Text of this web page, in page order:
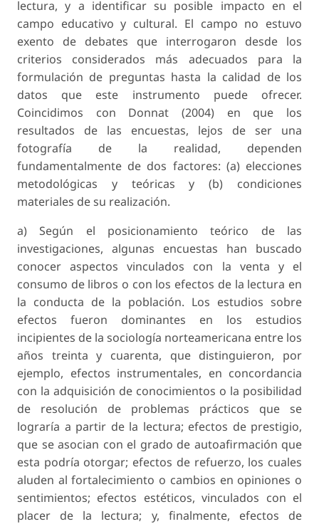
lectura, y a identificar su posible impacto en el
campo educativo y cultural. El campo no estuvo
exento de debates que interrogaron desde los
criterios considerados más adecuados para la
formulación de preguntas hasta la calidad de los
datos que este instrumento puede ofrecer.
Coincidimos con Donnat (2004) en que los
resultados de las encuestas, lejos de ser una
fotografía de la realidad, dependen
fundamentalmente de dos factores: (a) elecciones
metodológicas y teóricas y (b) condiciones
materiales de su realización.
a) Según el posicionamiento teórico de las
investigaciones, algunas encuestas han buscado
conocer aspectos vinculados con la venta y el
consumo de libros o con los efectos de la lectura en
la conducta de la población. Los estudios sobre
efectos fueron dominantes en los estudios
incipientes de la sociología norteamericana entre los
años treinta y cuarenta, que distinguieron, por
ejemplo, efectos instrumentales, en concordancia
con la adquisición de conocimientos o la posibilidad
de resolución de problemas prácticos que se
lograría a partir de la lectura; efectos de prestigio,
que se asocian con el grado de autoafirmación que
esta podría otorgar; efectos de refuerzo, los cuales
aluden al fortalecimiento o cambios en opiniones o
sentimientos; efectos estéticos, vinculados con el
placer de la lectura; y, finalmente, efectos de